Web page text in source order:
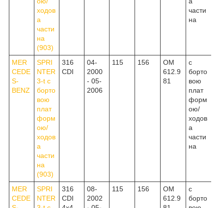
ходов
а
части
на
(903)
части
на
MER
CEDE
S-
BENZ
SPRI
NTER
3-t c
борто
вою
плат
форм
ою/
ходов
а
части
на
(903)
316
CDI
04-
2000
- 05-
2006
115 156
OM
612.9
81
c
борто
вою
плат
форм
ою/
ходов
а
части
на
MER
CEDE
SPRI
NTER
316
CDI
08-
2002
115 156
OM
612.9
c
борто